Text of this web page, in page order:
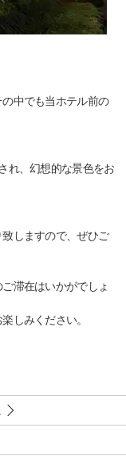
中でも当ホテル前の
れ、幻想的な景色をお
しますので、ぜひご
滞在はいかがでしょ
しみください。